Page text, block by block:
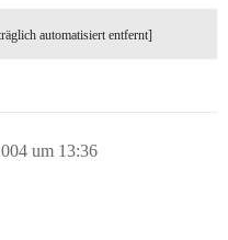
automatisiert entfernt]
um 13:36